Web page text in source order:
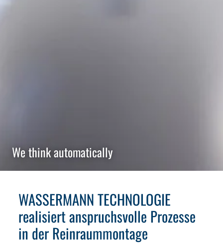
We think automatically
WASSERMANN TECHNOLOGIE
realisiert anspruchsvolle Prozesse
in der Reinraummontage